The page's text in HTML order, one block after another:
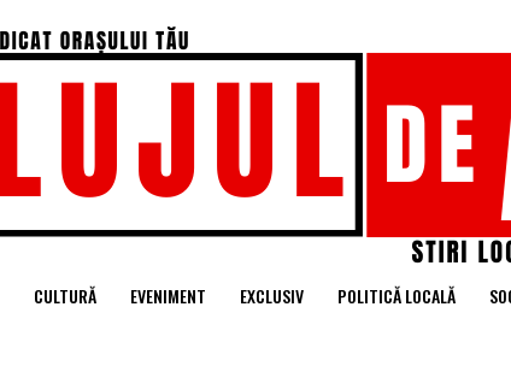
CULTURĂ EVENIMENT EXCLUSIV POLITICĂ LOCALĂ